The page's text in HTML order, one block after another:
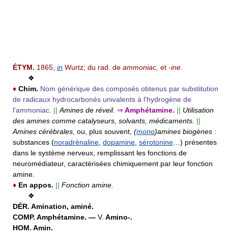
ÉTYM. 1865, in Wurtz; du rad. de ammoniac, et -ine.
❖
♦ Chim. Nom générique des composés obtenus par substitution
de radicaux hydrocarbonés univalents à l'hydrogène de
l'ammoniac. || Amines de réveil. ⇒ Amphétamine. || Utilisation
des amines comme catalyseurs, solvants, médicaments. ||
Amines cérébrales, ou, plus souvent, (mono)amines biogènes :
substances (noradrénaline dopamine sérotonine …) présentes
dans le système nerveux, remplissant les fonctions de
neuromédiateur, caractérisées chimiquement par leur fonction
amine.
♦ En appos. || Fonction amine.
❖
DÉR. Amination, aminé.
COMP. Amphétamine. — V. Amino-.
HOM. Amin.